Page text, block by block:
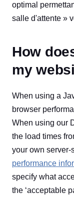
optimal
salle d'attente »
How
my
When using a
browser
When using our
the load times
your own server-
performance
specify what
the ‘acceptable